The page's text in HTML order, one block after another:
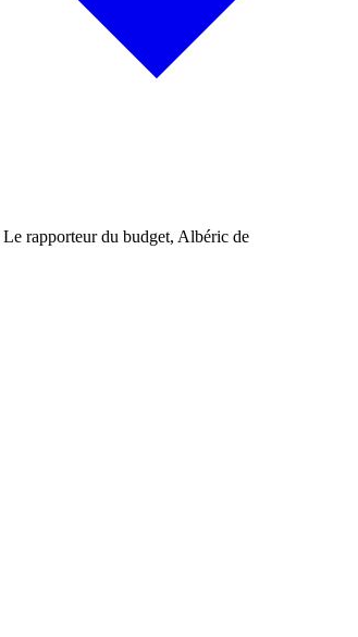
rapporteur du budget, Albéric de